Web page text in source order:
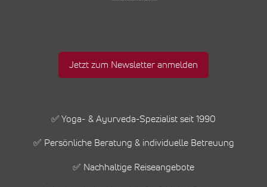
Jetzt zum Newsletter anmelden
✅ Yoga- & Ayurveda-Spezialist seit 1990
✅ Persönliche Beratung & individuelle Betreuung
✅ Nachhaltige Reiseangebote